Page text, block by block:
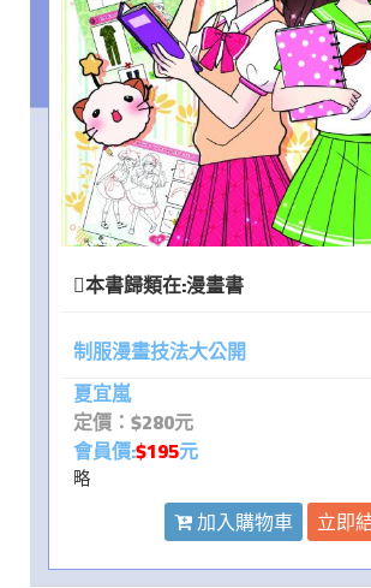
本書歸類在:漫畫書
制服漫畫技法大公開
夏宜嵐
定價：$280元
會員價:$195元
略
加入購物車 立即